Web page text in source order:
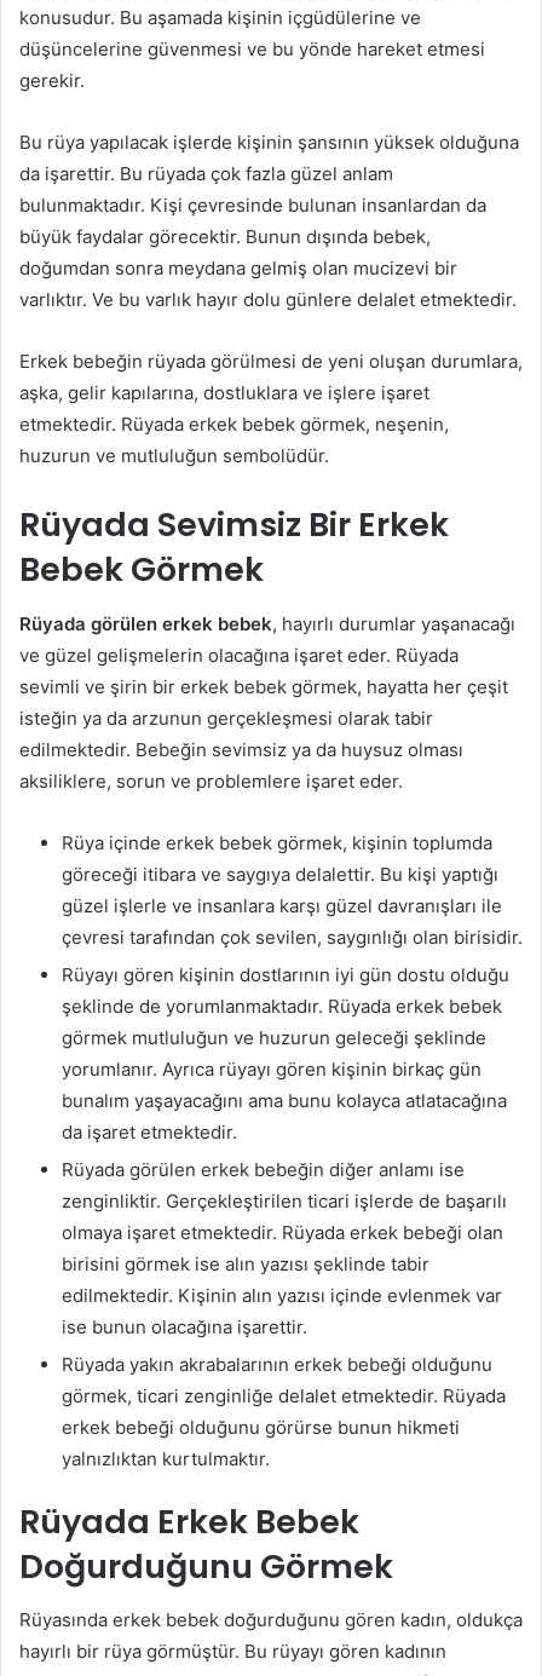
konusudur. Bu aşamada kişinin içgüdülerine ve
düşüncelerine güvenmesi ve bu yönde hareket etmesi
gerekir.
Bu rüya yapılacak işlerde kişinin şansının yüksek olduğuna
da işarettir. Bu rüyada çok fazla güzel anlam
bulunmaktadır. Kişi çevresinde bulunan insanlardan da
büyük faydalar görecektir. Bunun dışında bebek,
doğumdan sonra meydana gelmiş olan mucizevi bir
varlıktır. Ve bu varlık hayır dolu günlere delalet etmektedir.
Erkek bebeğin rüyada görülmesi de yeni oluşan durumlara,
aşka, gelir kapılarına, dostluklara ve işlere işaret
etmektedir. Rüyada erkek bebek görmek, neşenin,
huzurun ve mutluluğun sembolüdür.
Rüyada Sevimsiz Bir Erkek
Bebek Görmek
Rüyada görülen erkek bebek, hayırlı durumlar yaşanacağı
ve güzel gelişmelerin olacağına işaret eder. Rüyada
sevimli ve şirin bir erkek bebek görmek, hayatta her çeşit
isteğin ya da arzunun gerçekleşmesi olarak tabir
edilmektedir. Bebeğin sevimsiz ya da huysuz olması
aksiliklere, sorun ve problemlere işaret eder.
Rüya içinde erkek bebek görmek, kişinin toplumda
göreceği itibara ve saygıya delalettir. Bu kişi yaptığı
güzel işlerle ve insanlara karşı güzel davranışları ile
çevresi tarafından çok sevilen, saygınlığı olan birisidir.
Rüyayı gören kişinin dostlarının iyi gün dostu olduğu
şeklinde de yorumlanmaktadır. Rüyada erkek bebek
görmek mutluluğun ve huzurun geleceği şeklinde
yorumlanır. Ayrıca rüyayı gören kişinin birkaç gün
bunalım yaşayacağını ama bunu kolayca atlatacağına
da işaret etmektedir.
Rüyada görülen erkek bebeğin diğer anlamı ise
zenginliktir. Gerçekleştirilen ticari işlerde de başarılı
olmaya işaret etmektedir. Rüyada erkek bebeği olan
birisini görmek ise alın yazısı şeklinde tabir
edilmektedir. Kişinin alın yazısı içinde evlenmek var
ise bunun olacağına işarettir.
Rüyada yakın akrabalarının erkek bebeği olduğunu
görmek, ticari zenginliğe delalet etmektedir. Rüyada
erkek bebeği olduğunu görürse bunun hikmeti
yalnızlıktan kurtulmaktır.
Rüyada Erkek Bebek
Doğurduğunu Görmek
Rüyasında erkek bebek doğurduğunu gören kadın, oldukça
hayırlı bir rüya görmüştür. Bu rüyayı gören kadının